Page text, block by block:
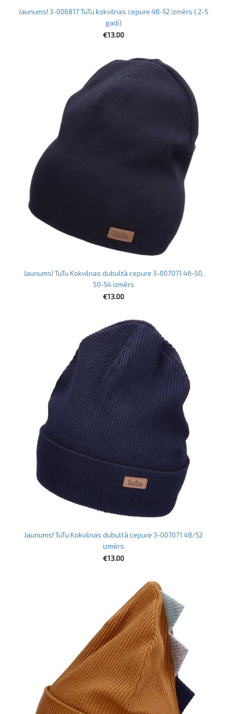
Jaunums! 3-006817 TuTu kokvilnas cepure 48-52 izmērs ( 2-5
gadi)
€13.00
Jaunums! TuTu Kokvilnas dubultā cepure 3-007071 46-50,
50-54 izmērs
€13.00
Jaunums! TuTu Kokvilnas dubultā cepure 3-007071 48/52
izmērs
€13.00